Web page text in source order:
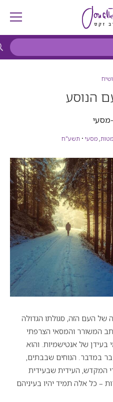
הנוסע
מסעי
מטות, מסעי • תשע"ח
של העם הזה, סגולתו הגדולה
המשורר והמסאי הצרפתי
פילושמי בעידן של אנטישמיות. והוא
במדבר. הנוחים שבבתים,
המקדש, העידית שבעידית
– כל אלה תמיד יהיו בעיניהם